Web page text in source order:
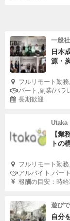
一般
日本
源・
フルリモート勤
パート,副業/パラ
長期歓迎
Utaka
【業
トの
フルリモート勤
アルバイト,パー
報酬の目安：時給
遊び
自分